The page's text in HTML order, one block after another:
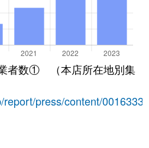
者数① （本店所在地別集
report/press/content/